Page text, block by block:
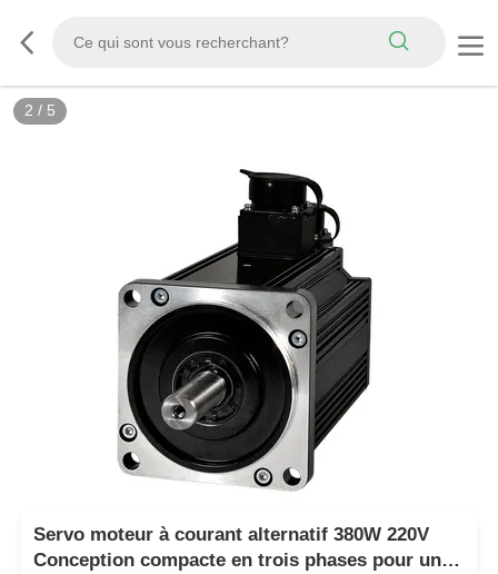
3 / 5
Servo moteur à courant alternatif 380W 220V
Conception compacte en trois phases pour une